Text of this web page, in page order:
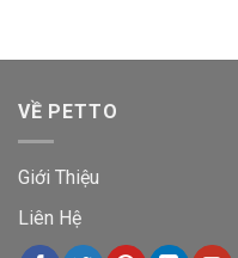
VỀ PETTO
Giới Thiệu
Liên Hệ